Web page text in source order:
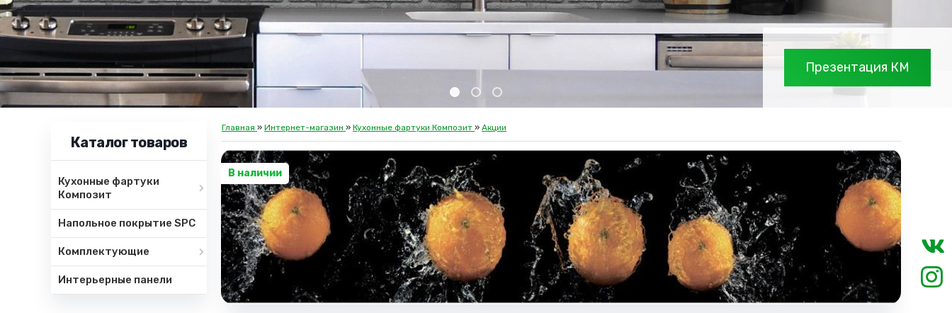
Презентация КМ
Каталог товаров
Кухонные фартуки
Композит
Напольное покрытие SPC
Комплектующие
Интерьерные панели
Главная » Интернет-магазин » Кухонные фартуки Композит » Акции
В наличии